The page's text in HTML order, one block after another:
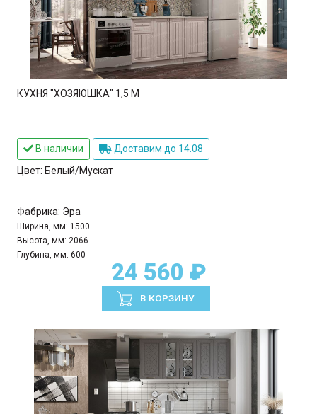
КУХНЯ "ХОЗЯЮШКА" 1,5 М
В наличии
Доставим до 14.08
Цвет: Белый/Мускат
Фабрика: Эра
Ширина, мм: 1500
Высота, мм: 2066
Глубина, мм: 600
24 560 ₽
В КОРЗИНУ